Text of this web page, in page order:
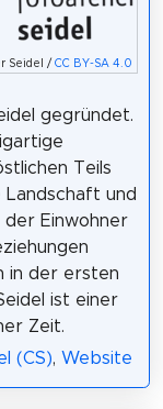
Seidel / CC BY-SA 4.0
gegründet.
Teils
Landschaft und
Einwohner
in der ersten
ist einer
Zeit.
(CS), Website